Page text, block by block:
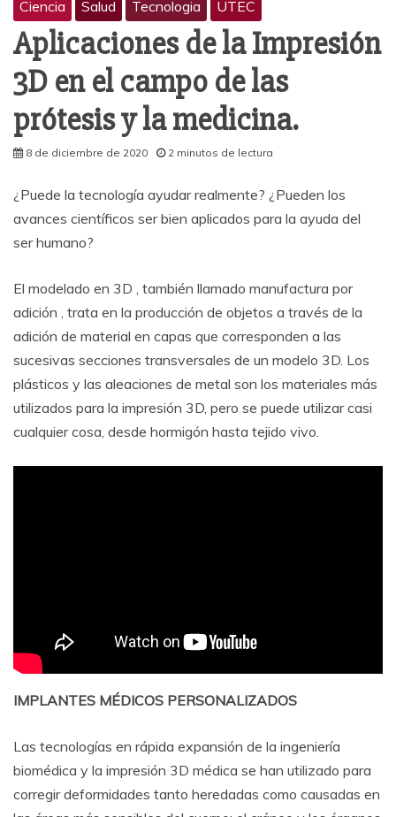
Ciencia Salud Tecnologia UTEC
Aplicaciones de la Impresión
3D en el campo de las
prótesis y la medicina.
8 de diciembre de 2020 2 minutos de lectura
¿Puede la tecnología ayudar realmente? ¿Pueden los
avances científicos ser bien aplicados para la ayuda del
ser humano?
El modelado en 3D , también llamado manufactura por
adición , trata en la producción de objetos a través de la
adición de material en capas que corresponden a las
sucesivas secciones transversales de un modelo 3D. Los
plásticos y las aleaciones de metal son los materiales más
utilizados para la impresión 3D, pero se puede utilizar casi
cualquier cosa, desde hormigón hasta tejido vivo.
IMPLANTES MÉDICOS PERSONALIZADOS
Las tecnologías en rápida expansión de la ingeniería
biomédica y la impresión 3D médica se han utilizado para
corregir deformidades tanto heredadas como causadas en